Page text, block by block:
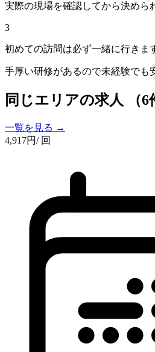
実際の現場を確認してから決めら
3
初めての訪問は必ず一緒に行きま
手厚い研修があるので未経験でも
同じエリアの求人 （6
一覧を見る →
4,917円/ 回